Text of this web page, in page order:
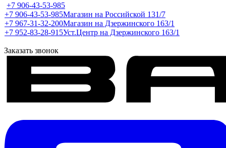
+7 906-43-53-985
+7 906-43-53-985Магазин на Российской 131/7
+7 967-31-32-200Магазин на Дзержинского 163/1
+7 952-83-28-915Уст.Центр на Дзержинского 163/1
Заказать звонок